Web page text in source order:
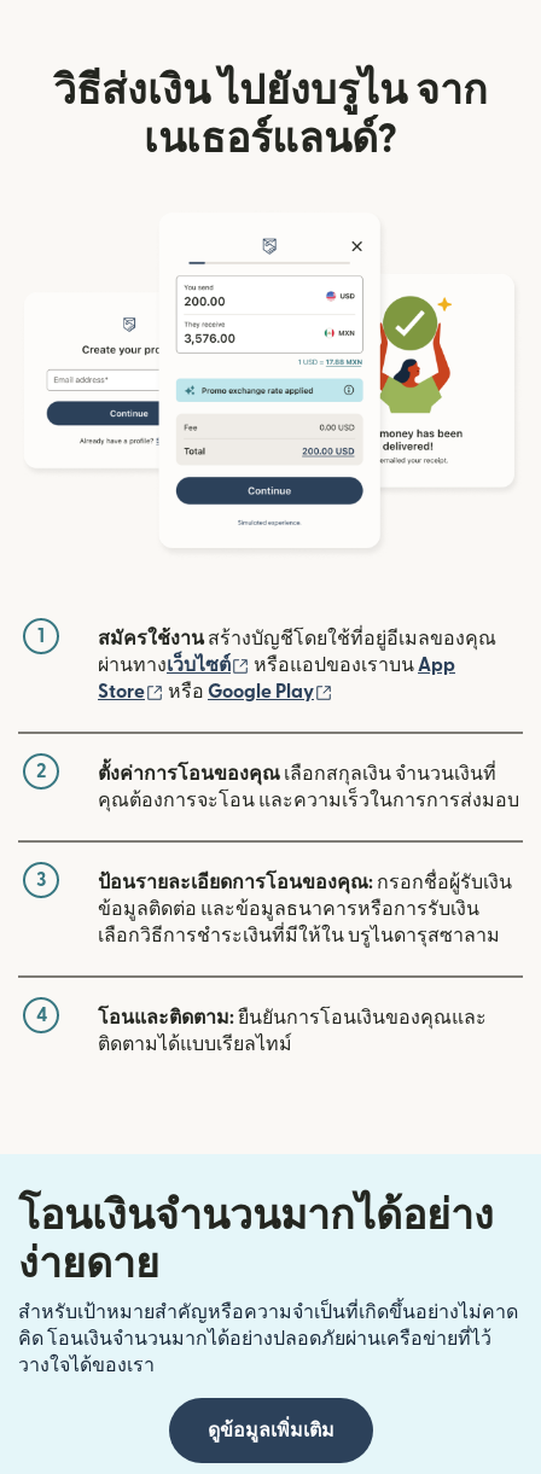
วิธีส่งเงิน ไปยังบรูไน จาก
เนเธอร์แลนด์?
1 สมัครใช้งานสร้างบัญชีโดยใช้ที่อยู่อีเมลของคุณ
ผ่านทางเว็บไซต์ (เปิดในหน้าต่างใหม่)
หรือแอปของเราบน App
Store
(เปิดในหน้าต่างใหม่)
หรือ Google Play
2 ตั้งค่าการโอนของคุณ เลือกสกุลเงิน จำนวนเงินที่
คุณต้องการจะโอน และความเร็วในการการส่งมอบ
3 ป้อนรายละเอียดการโอนของคุณ: กรอกชื่อผู้รับเงิน
ข้อมูลติดต่อ และข้อมูลธนาคารหรือการรับเงิน
เลือกวิธีการชำระเงินที่มีให้ใน บรูไนดารุสซาลาม
4 โอนและติดตาม:ยืนยันการโอนเงินของคุณและ
ติดตามได้แบบเรียลไทม์
โอนเงินจำนวนมากได้อย่าง
ง่ายดาย
สำหรับเป้าหมายสำคัญหรือความจำเป็นที่เกิดขึ้นอย่างไม่คาด
คิด โอนเงินจำนวนมากได้อย่างปลอดภัยผ่านเครือข่ายที่ไว้
วางใจได้ของเรา
ดูข้อมูลเพิ่มเติม